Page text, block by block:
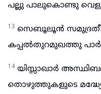
പല്ലു പാലുകൊണ്ടു
13 സെബൂലൂൻ
കപ്പൽതുറമുഖത്തു
14 യിസ്സാഖാർ
തൊഴുത്തുകളുടെ മദ്ധ്യേ